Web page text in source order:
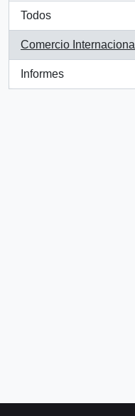
Todos
Comercio Internacional
, 1 resultados
Informes
, 1 resultados